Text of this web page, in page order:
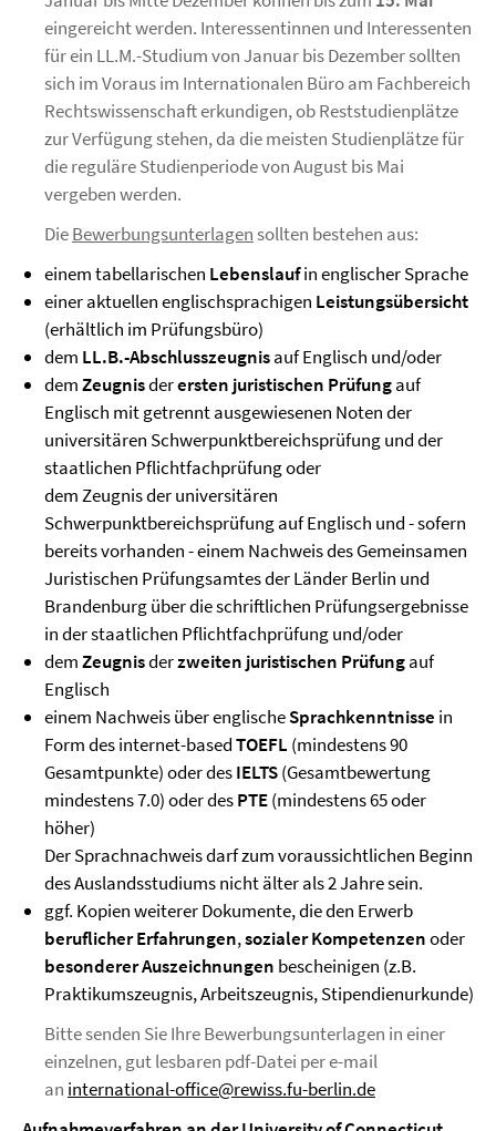
eingereicht werden. Interessentinnen und Interessenten
für ein LL.M.-Studium von Januar bis Dezember sollten
sich im Voraus im Internationalen Büro am Fachbereich
Rechtswissenschaft erkundigen, ob Reststudienplätze
zur Verfügung stehen, da die meisten Studienplätze für
die reguläre Studienperiode von August bis Mai
vergeben werden.
DieBewerbungsunterlagensollten bestehen aus:
einem tabellarischen Lebenslaufin englischer Sprache
einer aktuellen englischsprachigen Leistungsübersicht
(erhältlich im Prüfungsbüro)
dem LL.B.-Abschlusszeugnisauf Englisch und/oder
demZeugnisderersten juristischen Prüfungauf
Englisch mit getrennt ausgewiesenen Noten der
universitären Schwerpunktbereichsprüfung und der
staatlichen Pflichtfachprüfung oder
dem Zeugnis der universitären
Schwerpunktbereichsprüfung auf Englisch und - sofern
bereits vorhanden - einem Nachweis des Gemeinsamen
Juristischen Prüfungsamtes der Länder Berlin und
Brandenburg über die schriftlichen Prüfungsergebnisse
in der staatlichen Pflichtfachprüfung und/oder
demZeugnisderzweiten juristischen Prüfungauf
Englisch
einem Nachweis über englischeSprachkenntnisse in
Form des internet-basedTOEFL (mindestens 90
Gesamtpunkte) oder desIELTS(Gesamtbewertung
mindestens 7.0) oder desPTE(mindestens 65 oder
höher)
Der Sprachnachweis darf zum voraussichtlichen Beginn
des Auslandsstudiums nicht älter als 2 Jahre sein.
ggf. Kopien weiterer Dokumente, die den Erwerb
beruflicher Erfahrungen,sozialer Kompetenzenoder
besonderer Auszeichnungen bescheinigen (z.B.
Praktikumszeugnis, Arbeitszeugnis, Stipendienurkunde)
Bitte senden Sie Ihre Bewerbungsunterlagen in einer
einzelnen, gut lesbaren pdf-Datei per e-mail
an international-office@rewiss.fu-berlin.de